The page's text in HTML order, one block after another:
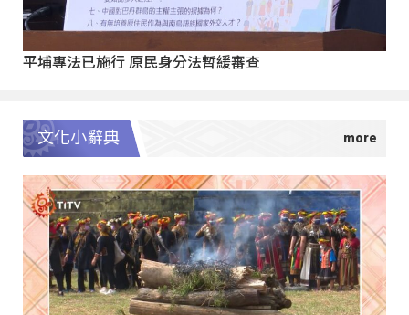
平埔專法已施行 原民身分法暫緩審查
文化小辭典